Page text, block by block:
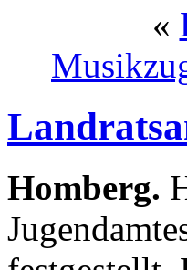
«
Homberg.